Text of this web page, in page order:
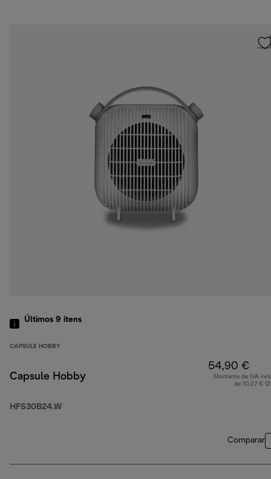
Últimos 9 itens
CAPSULE HOBBY
Capsule Hobby
HFS30B24.W
54,90 €
Montante de IVA
de 10,27 €
Comparar